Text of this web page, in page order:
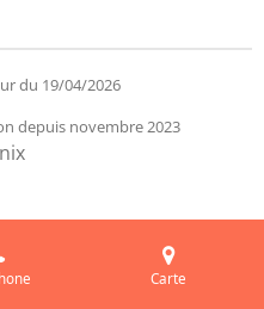
du 19/04/2026
depuis novembre 2023
Carte